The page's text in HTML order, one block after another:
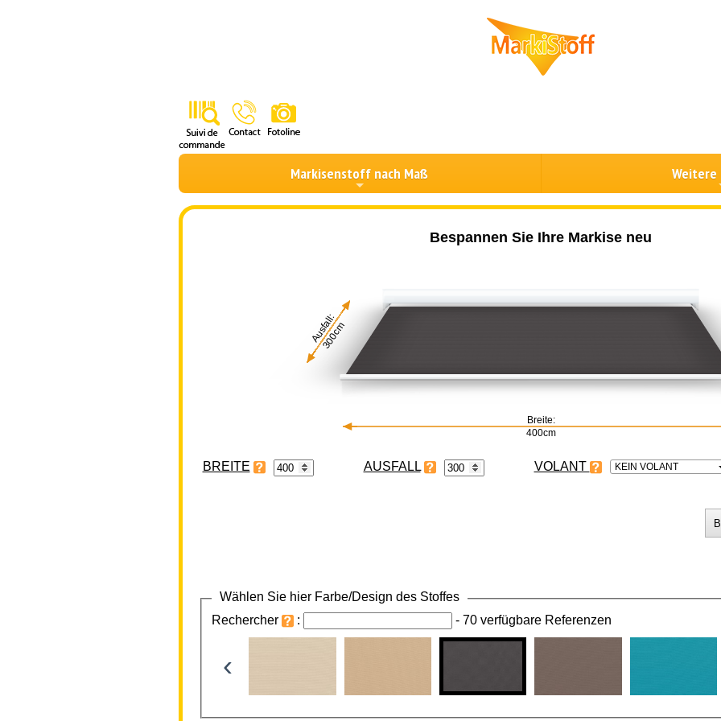
Markisenstoff nach Maß Weitere
Bespannen Sie Ihre Markise neu
Breite:
400cm
Ausfall:
300cm
BREITE VOLANT KEIN VOLANT
Wählen Sie hier Farbe/Design des Stoffes
Rechercher
: - 70 verfügbare Referenzen
‹